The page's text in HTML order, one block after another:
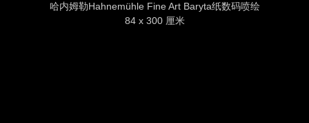
哈内姆勒Hahnemühle Fine Art Baryta纸数码喷绘
84 x 300 厘米